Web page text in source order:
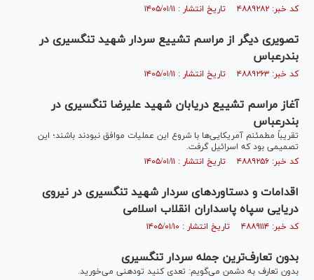
کد خبر: ۴۸۸۹۲۸۲ تاریخ انتشار : ۱۴۰۵/۰۱/۱۱
تصویری دیگر از مراسم تشییع سردار شهید تنگسیری در
بندرعباس
کد خبر: ۴۸۸۹۲۶۳ تاریخ انتشار : ۱۴۰۵/۰۱/۱۱
آغاز مراسم تشییع دریابان شهید علیرضا تنگسیری در
بندرعباس
تقریباً مطمئنم آمریکایی‌ها با شروع این عملیات موافق نبودند باشند؛ این
تصمیمی بود که اسرائیل گرفت.
کد خبر: ۴۸۸۹۲۵۶ تاریخ انتشار : ۱۴۰۵/۰۱/۱۱
اقدامات و دستاوردهای سردار شهید تنگسیری در نیروی
دریایی سپاه پاسداران انقلاب اسلامی
کد خبر: ۴۸۸۹۱۱۴ تاریخ انتشار : ۱۴۰۵/۰۱/۱۰
بدون تعارف‌ترین جمله سردار تنگسیری
بدون تعارف به دشمن می‌گویم: تعدی کنید تودهنی می‌خورید.